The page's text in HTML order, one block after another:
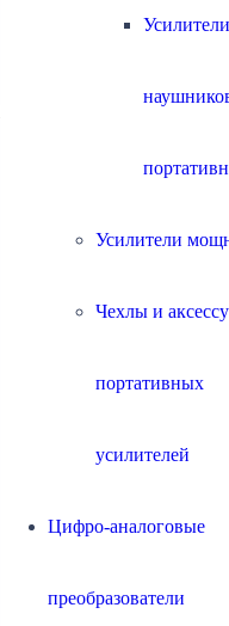
Усилители
Чехлы и
портативных
усилителей
Цифро-аналоговые
преобразователи